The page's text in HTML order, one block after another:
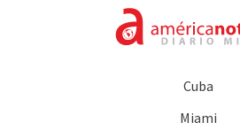
Cuba
Miami